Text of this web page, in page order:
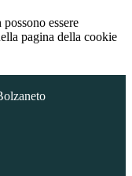
essere
pagina della cookie